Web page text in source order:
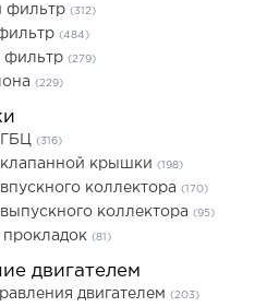
фильтр (312)
(484)
фильтр (279)
(229)
ГБЦ (316)
клапанной крышки (198)
коллектора (170)
коллектора (95)
(81)
двигателем
двигателем (203)